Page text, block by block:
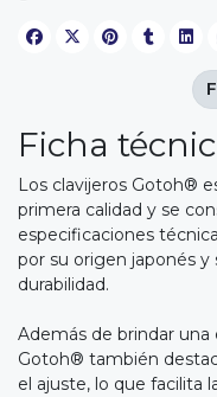
Ficha
Los clavijeros Gotoh®
primera calidad y se
especificaciones
por su origen japonés y
durabilidad.
Además de brindar una
Gotoh® también
el ajuste, lo que facilita